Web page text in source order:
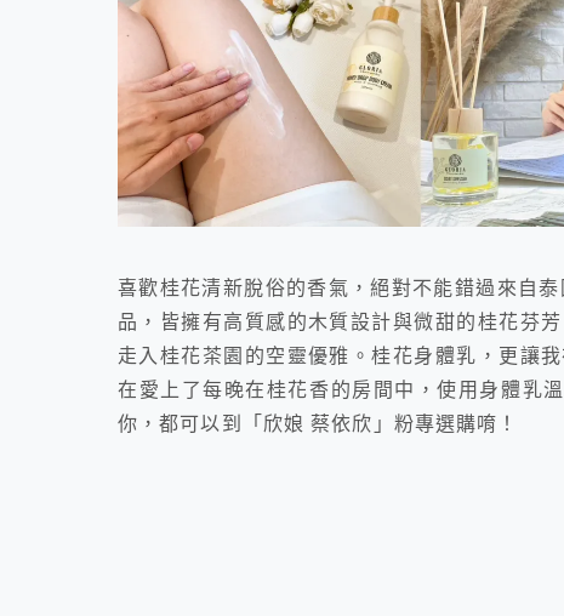
喜歡桂花清新脫俗的香氣，絕對不能錯過來自
品，皆擁有高質感的木質設計與微甜的桂花芬
走入桂花茶園的空靈優雅。桂花身體乳，更讓
在愛上了每晚在桂花香的房間中，使用身體乳
你，都可以到「欣娘 蔡依欣」粉專選購唷！